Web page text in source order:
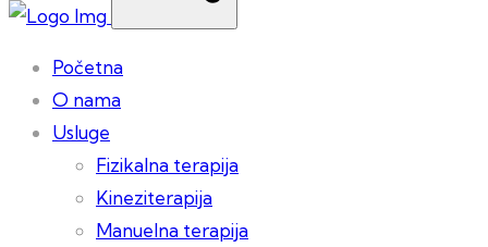
Početna
O nama
Usluge
Fizikalna terapija
Kineziterapija
Manuelna terapija